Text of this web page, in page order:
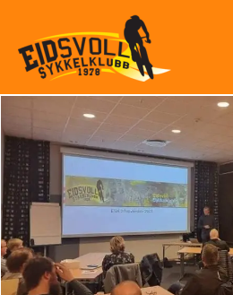
innholdet
innholdet